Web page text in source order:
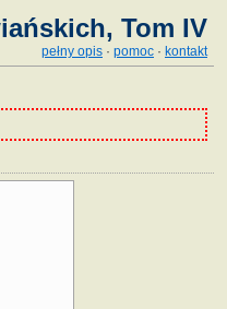
Tom IV
pełny opis · pomoc · kontakt